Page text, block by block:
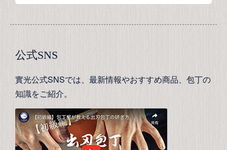
公式SNS
實光公式SNSでは、最新情報やおすすめ商品、包丁の
知識をご紹介。